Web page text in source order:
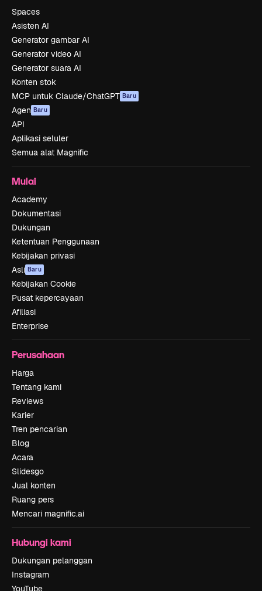
Spaces
Asisten AI
Generator gambar AI
Generator video AI
Generator suara AI
Konten stok
MCP untuk Claude/ChatGPT Baru
Agen Baru
API
Aplikasi seluler
Semua alat Magnific
Mulai
Academy
Dokumentasi
Dukungan
Ketentuan Penggunaan
Kebijakan privasi
Asli Baru
Kebijakan Cookie
Pusat kepercayaan
Afiliasi
Enterprise
Perusahaan
Harga
Tentang kami
Reviews
Karier
Tren pencarian
Blog
Acara
Slidesgo
Jual konten
Ruang pers
Mencari magnific.ai
Hubungi kami
Dukungan pelanggan
Instagram
YouTube